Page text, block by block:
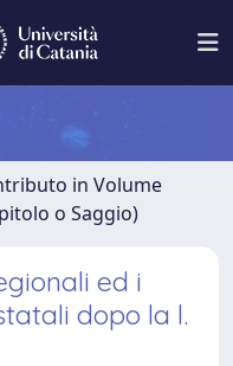
in Volume
o Saggio)
ed i
dopo la l.